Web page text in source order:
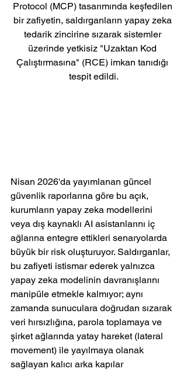
Protocol (MCP) tasarımında keşfedilen
bir zafiyetin, saldırganların yapay zeka
tedarik zincirine sızarak sistemler
üzerinde yetkisiz "Uzaktan Kod
Çalıştırmasına" (RCE) imkan tanıdığı
tespit edildi.
Nisan 2026'da yayımlanan güncel
güvenlik raporlarına göre bu açık,
kurumların yapay zeka modellerini
veya dış kaynaklı AI asistanlarını iç
ağlarına entegre ettikleri senaryolarda
büyük bir risk oluşturuyor. Saldırganlar,
bu zafiyeti istismar ederek yalnızca
yapay zeka modelinin davranışlarını
manipüle etmekle kalmıyor; aynı
zamanda sunuculara doğrudan sızarak
veri hırsızlığına, parola toplamaya ve
şirket ağlarında yatay hareket (lateral
movement) ile yayılmaya olanak
sağlayan kalıcı arka kapılar